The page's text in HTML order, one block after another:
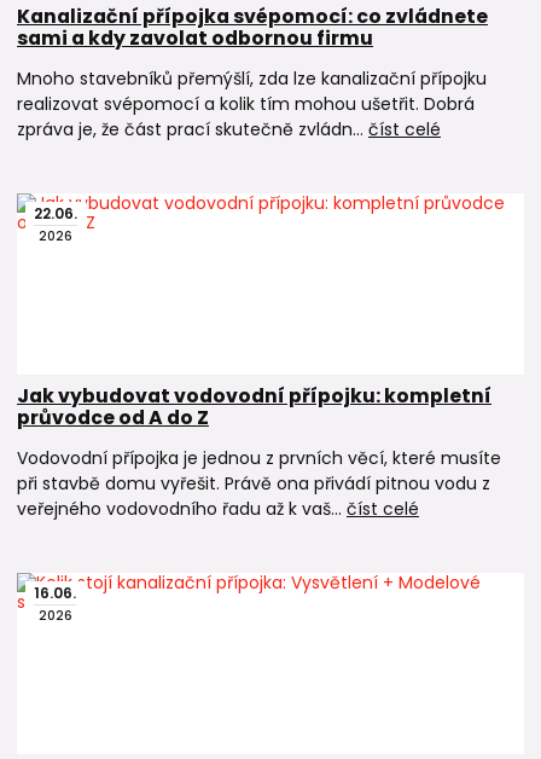
Kanalizační přípojka svépomocí: co zvládnete
sami a kdy zavolat odbornou firmu
Mnoho stavebníků přemýšlí, zda lze kanalizační přípojku
realizovat svépomocí a kolik tím mohou ušetřit. Dobrá
zpráva je, že část prací skutečně zvládn... číst celé
22.06.
2026
Jak vybudovat vodovodní přípojku: kompletní
průvodce od A do Z
Vodovodní přípojka je jednou z prvních věcí, které musíte
při stavbě domu vyřešit. Právě ona přivádí pitnou vodu z
veřejného vodovodního řadu až k vaš... číst celé
16.06.
2026